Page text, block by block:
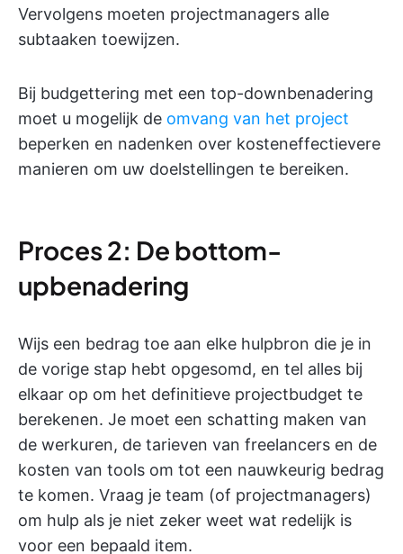
Vervolgens moeten projectmanagers alle
subtaaken toewijzen.
Bij budgettering met een top-downbenadering
moet u mogelijk de omvang van het project
beperken en nadenken over kosteneffectievere
manieren om uw doelstellingen te bereiken.
Proces 2: De bottom-
upbenadering
Wijs een bedrag toe aan elke hulpbron die je in
de vorige stap hebt opgesomd, en tel alles bij
elkaar op om het definitieve projectbudget te
berekenen. Je moet een schatting maken van
de werkuren, de tarieven van freelancers en de
kosten van tools om tot een nauwkeurig bedrag
te komen. Vraag je team (of projectmanagers)
om hulp als je niet zeker weet wat redelijk is
voor een bepaald item.